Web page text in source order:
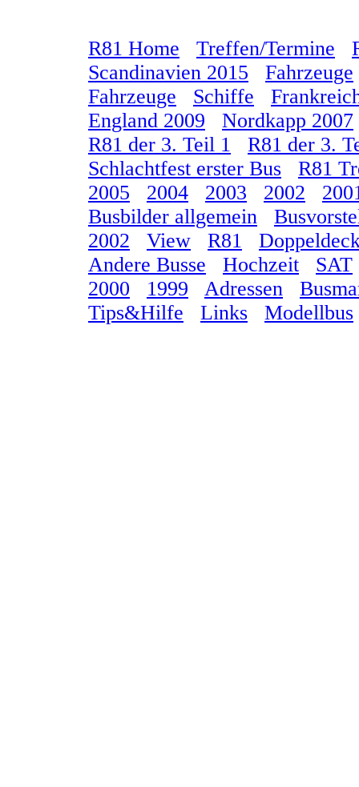
R81 Home Treffen/Termine
Scandinavien 2015
Fahrzeuge
Fahrzeuge
Schiffe
England 2009
Nordkapp 2007
R81 der 3. Teil 1
R81 der 3.
Schlachtfest erster Bus
R81
2005
2004 2003 2002
Busbilder allgemein
2002
View R81
Andere Busse
Hochzeit
SAT
2000
1999 Adressen
Tips&Hilfe
Links Modellbus